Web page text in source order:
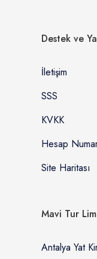
Destek ve
İletişim
SSS
KVKK
Hesap
Site Haritası
Mavi Tur
Antalya Yat